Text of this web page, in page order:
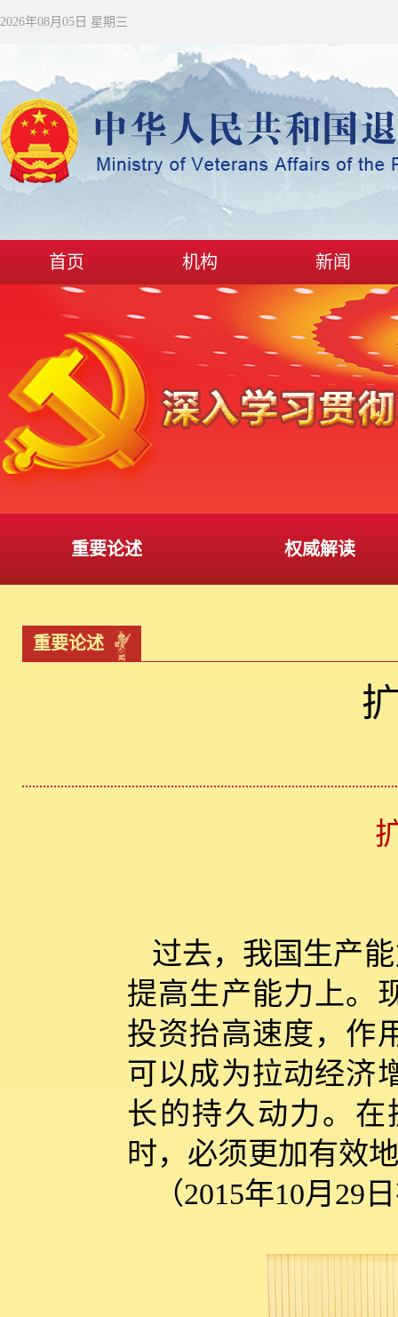
2026年08月05日 星期三
首页 机构 新闻
重要论述 权威解读
重要论述
过去，我国生产
提高生产能力上。
投资抬高速度，作
可以成为拉动经济
长的持久动力。
时，必须更加有效
（2015年10月29